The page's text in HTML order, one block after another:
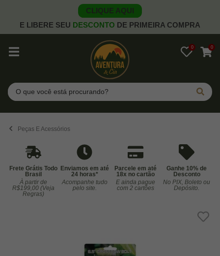
CLIQUE AQUI
E LIBERE SEU DESCONTO DE PRIMEIRA COMPRA
0 0
Pesquisar
Peças E Acessórios
Frete Grátis Todo
Brasil
À partir de
R$199,00 (Veja
Regras)
Enviamos em até
24 horas*
Acompanhe tudo
pelo site.
Parcele em até
18x no cartão
E ainda pague
com 2 cartões
Ganhe 10% de
Desconto
No PIX, Boleto ou
Depósito.